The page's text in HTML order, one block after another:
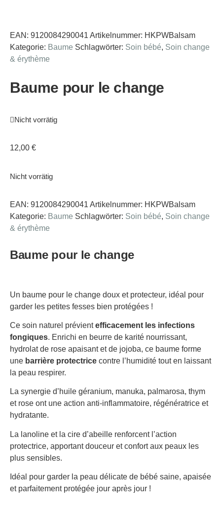
EAN: 9120084290041 Artikelnummer: HKPWBalsam
Kategorie: Baume Schlagwörter: Soin bébé, Soin change
& érythème
Baume pour le change
Nicht vorrätig
12,00 €
Nicht vorrätig
EAN: 9120084290041 Artikelnummer: HKPWBalsam
Kategorie: Baume Schlagwörter: Soin bébé, Soin change
& érythème
Baume pour le change
Un baume pour le change doux et protecteur, idéal pour
garder les petites fesses bien protégées !
Ce soin naturel prévientefficacement les infections
fongiques. Enrichi en beurre de karité nourrissant,
hydrolat de rose apaisant et de jojoba, ce baume forme
une barrière protectrice contre l’humidité tout en laissant
la peau respirer.
La synergie d’huile géranium, manuka, palmarosa, thym
et rose ont une action anti-inflammatoire, régénératrice et
hydratante.
La lanoline et la cire d’abeille renforcent l’action
protectrice, apportant douceur et confort aux peaux les
plus sensibles.
Idéal pour garder la peau délicate de bébé saine, apaisée
et parfaitement protégée jour après jour !